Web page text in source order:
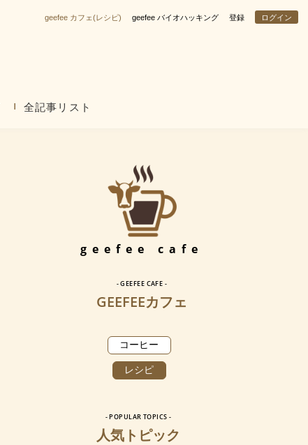
geefee カフェ(レシピ) geefee バイオハッキング 登録 ログイン
全記事リスト
geefee cafe
- GEEFEE CAFE -
GEEFEEカフェ
コーヒー
レシピ
- POPULAR TOPICS -
人気トピック